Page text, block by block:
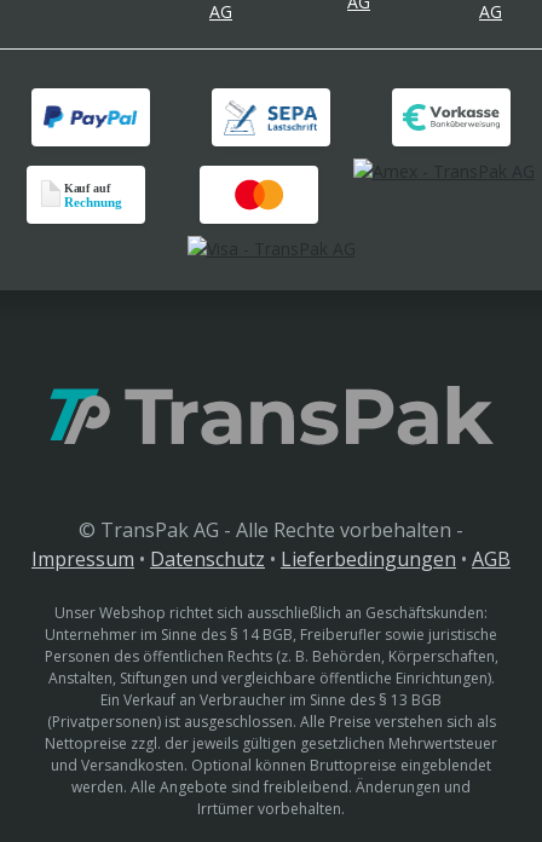
© TransPak AG - Alle Rechte vorbehalten -
Impressum • Datenschutz • Lieferbedingungen • AGB
Unser Webshop richtet sich ausschließlich an Geschäftskunden:
Unternehmer im Sinne des § 14 BGB, Freiberufler sowie juristische
Personen des öffentlichen Rechts (z. B. Behörden, Körperschaften,
Anstalten, Stiftungen und vergleichbare öffentliche Einrichtungen).
Ein Verkauf an Verbraucher im Sinne des § 13 BGB
(Privatpersonen) ist ausgeschlossen. Alle Preise verstehen sich als
Nettopreise zzgl. der jeweils gültigen gesetzlichen Mehrwertsteuer
und Versandkosten. Optional können Bruttopreise eingeblendet
werden. Alle Angebote sind freibleibend. Änderungen und
Irrtümer vorbehalten.